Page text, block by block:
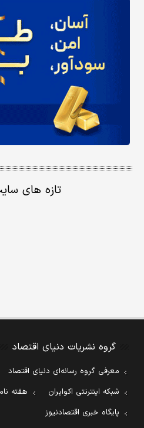
تازه های
گروه نشریات دنیای اقتصاد
معرفی گروه رسانه‌ای دنیای اقتصاد
شبکه اینترنتی اکوایران
هفته
پایگاه خبری اقتصادنیوز